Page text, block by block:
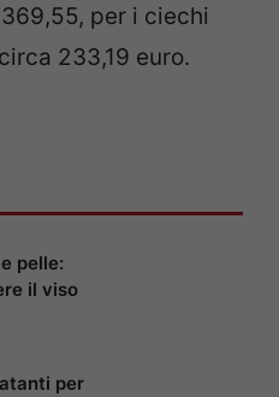
per i ciechi
233,19 euro.
pelle:
il viso
per